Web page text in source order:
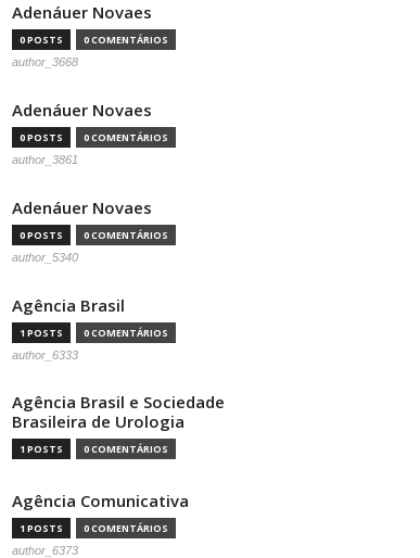
Adenáuer Novaes
0 POSTS 0 COMENTÁRIOS
author_3668
Adenáuer Novaes
0 POSTS 0 COMENTÁRIOS
author_3861
Adenáuer Novaes
0 POSTS 0 COMENTÁRIOS
author_5340
Agência Brasil
1 POSTS 0 COMENTÁRIOS
author_6333
Agência Brasil e Sociedade
Brasileira de Urologia
1 POSTS 0 COMENTÁRIOS
Agência Comunicativa
1 POSTS 0 COMENTÁRIOS
author_6373